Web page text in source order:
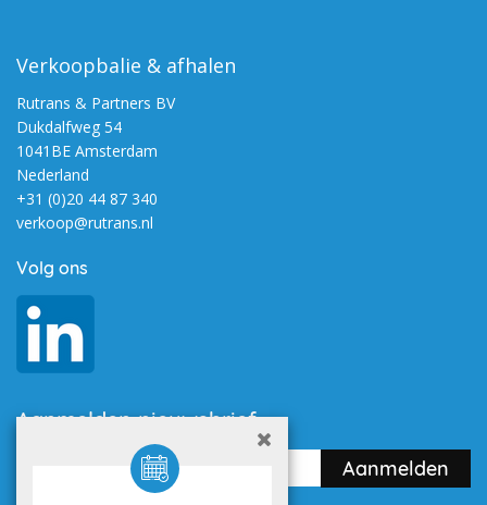
Verkoopbalie & afhalen
Rutrans & Partners BV
Dukdalfweg 54
1041BE Amsterdam
Nederland
+31 (0)20 44 87 340
verkoop@rutrans.nl
Volg ons
Aanmelden nieuwsbrief